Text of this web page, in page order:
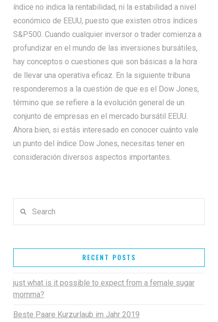
índice no indica la rentabilidad, ni la estabilidad a nivel
económico de EEUU, puesto que existen otros índices
S&P500. Cuando cualquier inversor o trader comienza a
profundizar en el mundo de las inversiones bursátiles,
hay conceptos o cuestiones que son básicas a la hora
de llevar una operativa eficaz. En la siguiente tribuna
responderemos a la cuestión de que es el Dow Jones,
término que se refiere a la evolución general de un
conjunto de empresas en el mercado bursátil EEUU.
Ahora bien, si estás interesado en conocer cuánto vale
un punto del índice Dow Jones, necesitas tener en
consideración diversos aspectos importantes.
RECENT POSTS
just what is it possible to expect from a female sugar
momma?
Beste Paare Kurzurlaub im Jahr 2019